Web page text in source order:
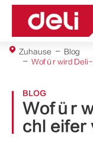
Zuhause
Blog
Wofür wird
BLOG
Wofür
chl eifer